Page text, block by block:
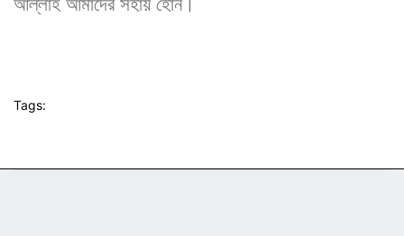
Tags: